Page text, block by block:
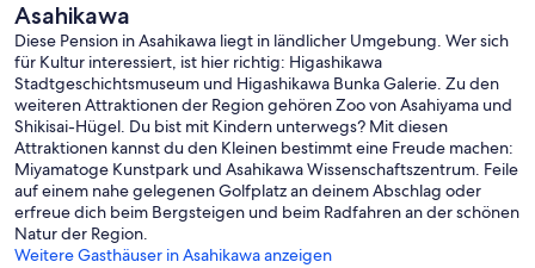
Asahikawa
Diese Pension in Asahikawa liegt in ländlicher Umgebung. Wer sich
für Kultur interessiert, ist hier richtig: Higashikawa
Stadtgeschichtsmuseum und Higashikawa Bunka Galerie. Zu den
weiteren Attraktionen der Region gehören Zoo von Asahiyama und
Shikisai-Hügel. Du bist mit Kindern unterwegs? Mit diesen
Attraktionen kannst du den Kleinen bestimmt eine Freude machen:
Miyamatoge Kunstpark und Asahikawa Wissenschaftszentrum. Feile
auf einem nahe gelegenen Golfplatz an deinem Abschlag oder
erfreue dich beim Bergsteigen und beim Radfahren an der schönen
Natur der Region.
Weitere Gasthäuser in Asahikawa anzeigen